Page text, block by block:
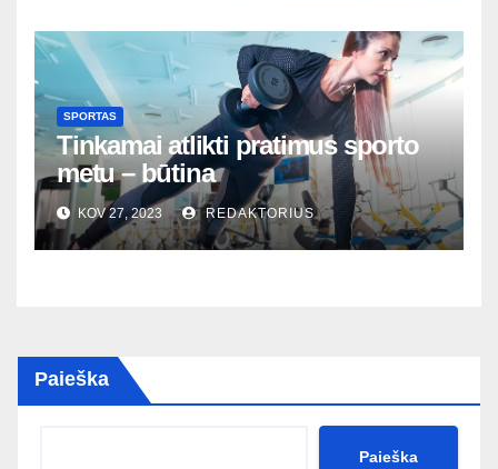
SPORTAS
Tinkamai atlikti pratimus sporto
metu – būtina
KOV 27, 2023 REDAKTORIUS
Paieška
Paieška